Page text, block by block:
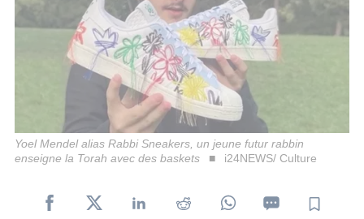
Yoel Mendel alias Rabbi Sneakers, un jeune futur rabbin
enseigne la Torah avec des baskets
i24NEWS/ Culture